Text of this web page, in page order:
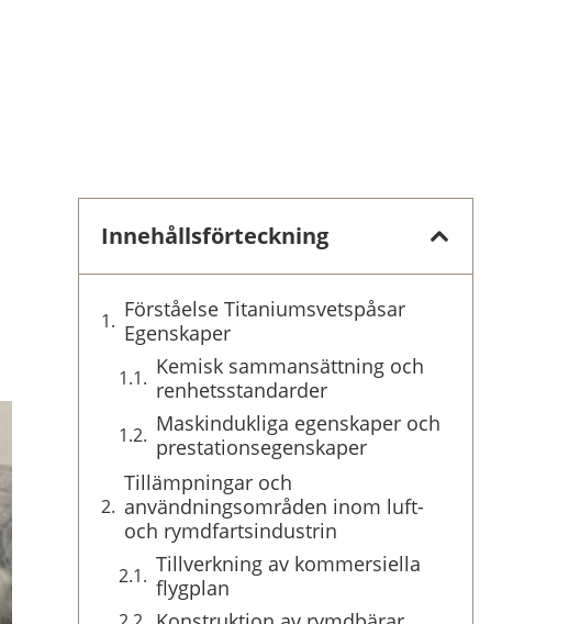
Innehållsförteckning
Förståelse Titaniumsvetspåsar
Egenskaper
Kemisk sammansättning och
renhetsstandarder
Maskindukliga egenskaper och
prestationsegenskaper
Tillämpningar och
användningsområden inom luft-
och rymdfartsindustrin
Tillverkning av kommersiella
flygplan